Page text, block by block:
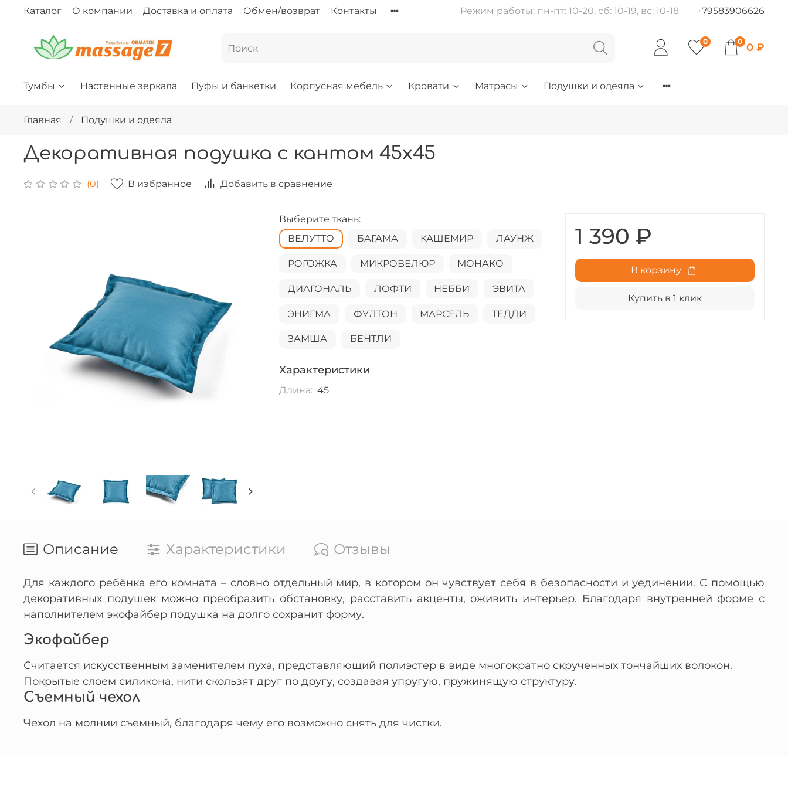
Каталог О компании Доставка и оплата Обмен/возврат Контакты Режим работы: пн-пт: 10-20, сб: 10-19, вс: 10-18 +79583906626
0 0 0 ₽
Тумбы Настенные зеркала Пуфы и банкетки Корпусная мебель Кровати Матрасы Подушки и одеяла
Главная Подушки и одеяла
Декоративная подушка с кантом 45х45
(0) В избранное Добавить в сравнение
Выберите ткань:
ВЕЛУТТО
БАГАМА КАШЕМИР ЛАУНЖ
РОГОЖКА МИКРОВЕЛЮР МОНАКО
ДИАГОНАЛЬ ЛОФТИ НЕББИ ЭВИТА
ЭНИГМА ФУЛТОН МАРСЕЛЬ ТЕДДИ
ЗАМША БЕНТЛИ
Характеристики
Длина: 45
1 390 ₽
В корзину
Купить в 1 клик
Описание Характеристики Отзывы
Для каждого ребёнка его комната – словно отдельный мир, в котором он чувствует себя в безопасности и уединении. С помощью
декоративных подушек можно преобразить обстановку, расставить акценты, оживить интерьер. Благодаря внутренней форме с
наполнителем экофайбер подушка на долго сохранит форму.
Экофайбер
Считается искусственным заменителем пуха, представляющий полиэстер в виде многократно скрученных тончайших волокон.
Покрытые слоем силикона, нити скользят друг по другу, создавая упругую, пружинящую структуру.
Съемный чехол
Чехол на молнии съемный, благодаря чему его возможно снять для чистки.